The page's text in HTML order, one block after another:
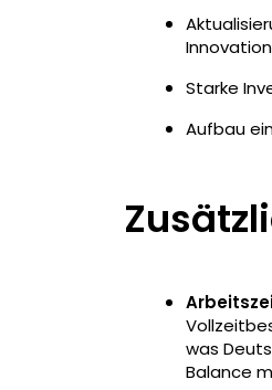
Starke
Aufbau
was
Balance